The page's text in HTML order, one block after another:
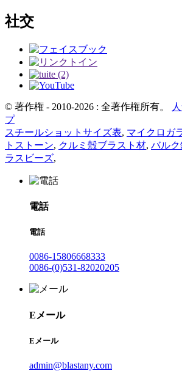
社交
© 著作権 - 2010-2026 : 全著作権所有。
プ
スチールショットサイズ表, マイクロガ
トストーン, クルミ殻ブラスト材, バル
ラスビーズ,
電話
電話
0086-15806668333
0086-(0)531-82020205
Eメール
Eメール
admin@blastany.com